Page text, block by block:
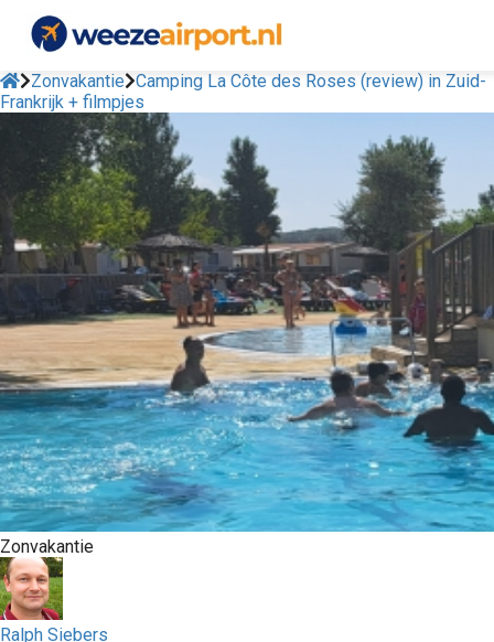
Zonvakantie Camping La Côte des Roses (review) in Zuid-
Frankrijk + filmpjes
Zonvakantie
Ralph Siebers